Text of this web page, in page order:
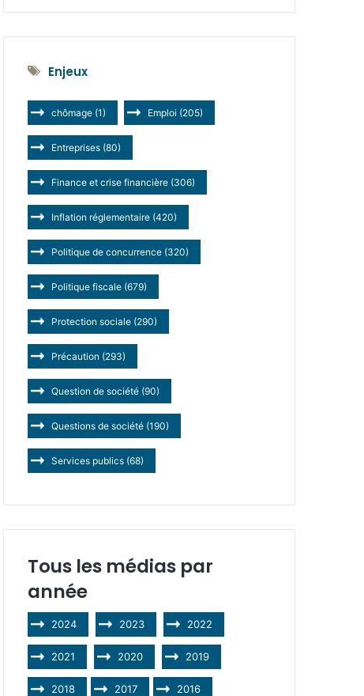
Enjeux
chômage (1) Emploi (205)
Entreprises (80)
Finance et crise financière (306)
Inflation réglementaire (420)
Politique de concurrence (320)
Politique fiscale (679)
Protection sociale (290)
Précaution (293)
Question de société (90)
Questions de société (190)
Services publics (68)
Tous les médias par
année
2024 2023 2022
2021 2020 2019
2018 2017 2016